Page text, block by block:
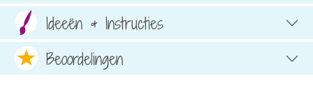
Ideeën & Instructies
Beoordelingen